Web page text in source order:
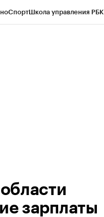
СпортШкола управления РБК
зарплаты